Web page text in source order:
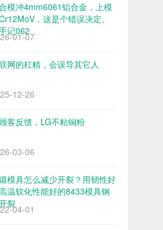
模冲4mm6061铝合金，上模
，这是个错误决定。
记062
01-07
网的杠精，会误导其它人
12-26
客反馈，LG不粘铜粉
03-06
模具怎么减少开裂？用韧性好
温软化性能好的8433模具钢
裂04-01